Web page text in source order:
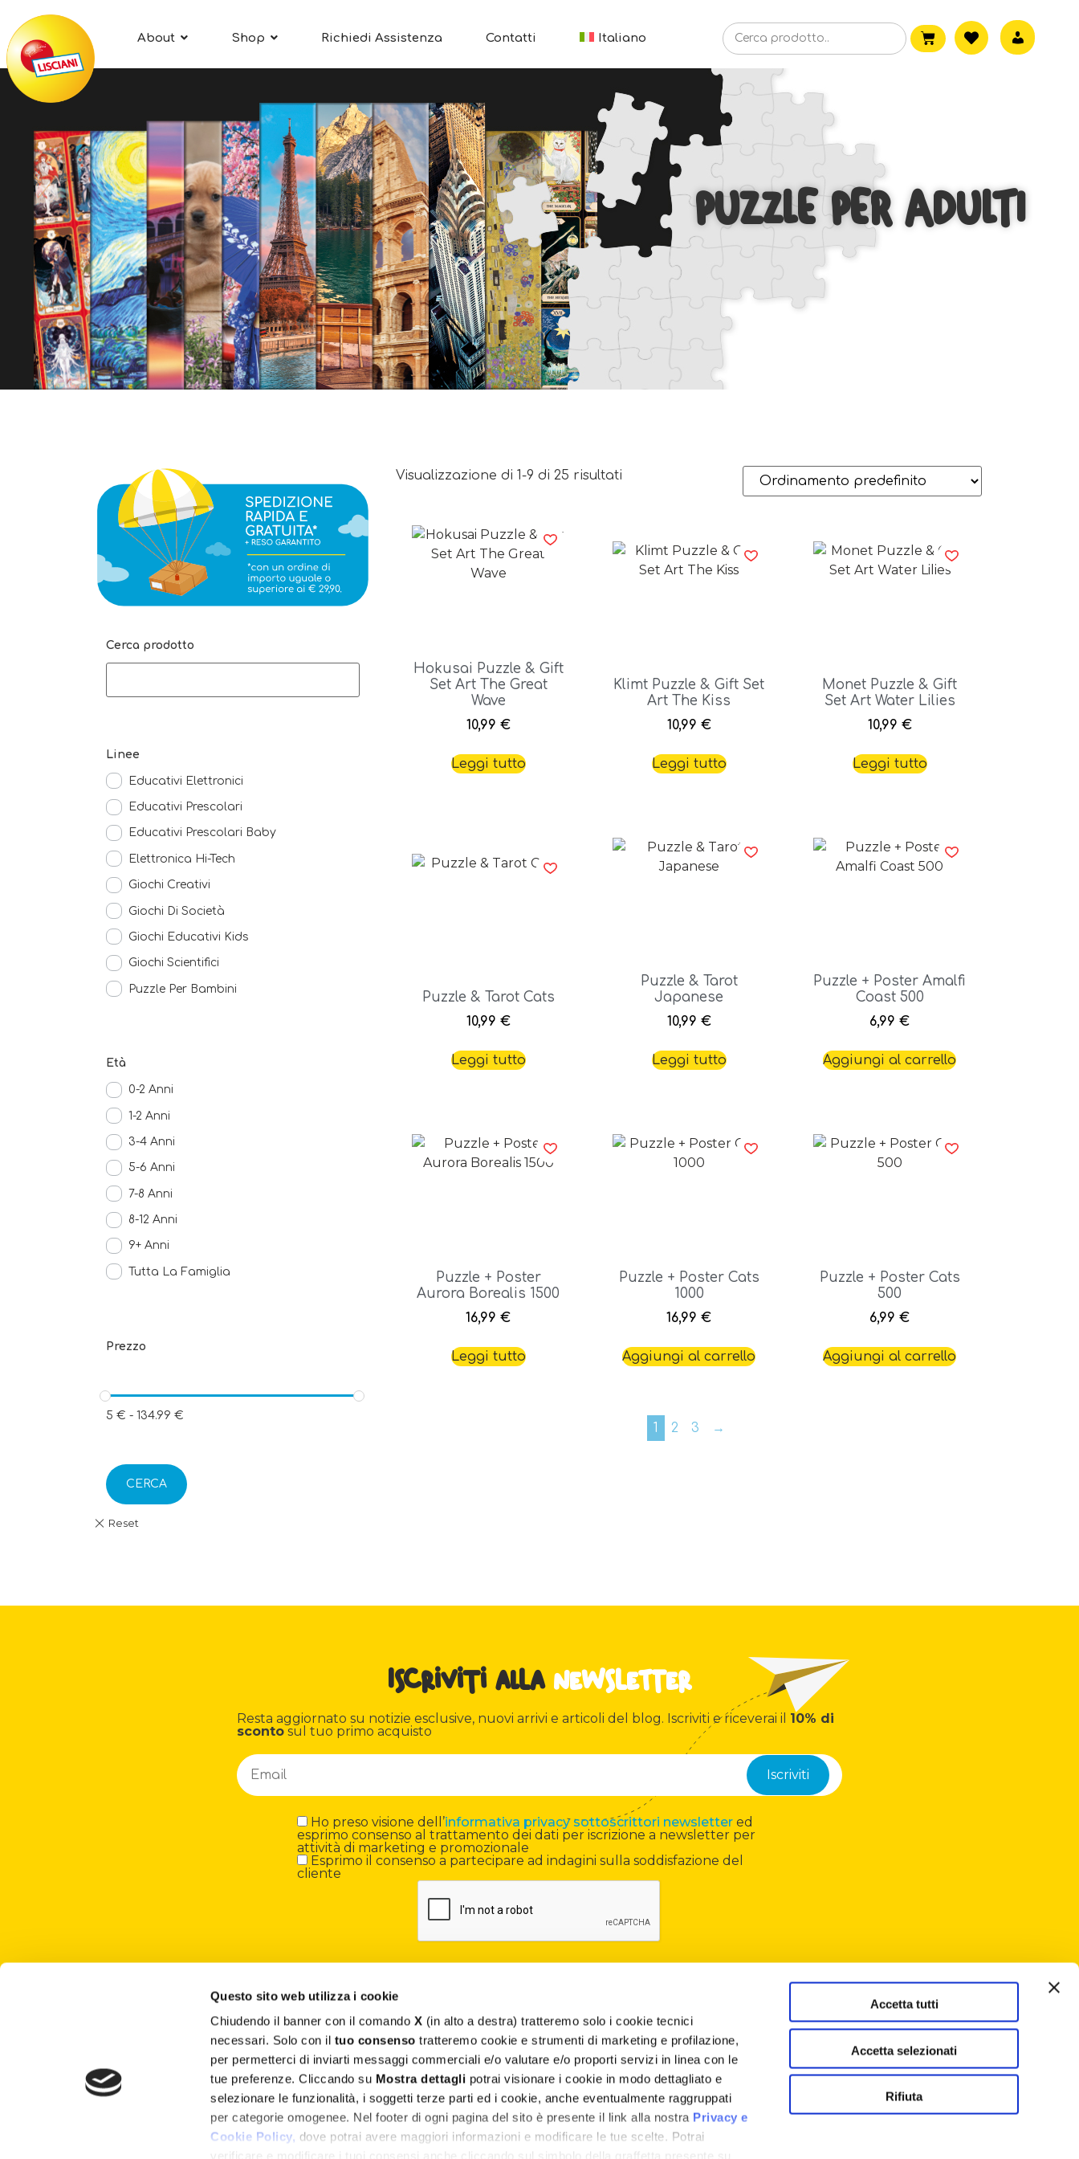
Questo sito web utilizza i cookie
Chiudendo il banner con il comando X (in alto a destra) tratteremo solo i cookie tecnici
necessari. Solo con il tuo consenso tratteremo cookie e strumenti di marketing e profilazione,
per permetterci di inviarti messaggi commerciali e/o valutare e/o proporti servizi in linea con le
tue preferenze. Cliccando su Mostra dettagli potrai visionare i cookie in modo dettagliato e
selezionare le funzionalità, i soggetti terze parti ed i cookie, anche eventualmente raggruppati
per categorie omogenee. Nel footer di ogni pagina del sito è presente il link alla nostra Privacy e
Cookie Policy, dove potrai avere maggiori informazioni e modificare le tue scelte. Potrai
verificare e modificare i tuoi consensi anche cliccando sul simbolo della graffetta presente su
Accetta tutti
Accetta selezionati
Rifiuta
About Shop Richiedi Assistenza Contatti Italiano
PUZZLE PER ADULTI
Cerca prodotto
Linee
Educativi Elettronici
Educativi Prescolari
Educativi Prescolari Baby
Elettronica Hi-Tech
Giochi Creativi
Giochi Di Società
Giochi Educativi Kids
Giochi Scientifici
Puzzle Per Bambini
Età
0-2 Anni
1-2 Anni
3-4 Anni
5-6 Anni
7-8 Anni
8-12 Anni
9+ Anni
Tutta La Famiglia
Prezzo
5 € - 134.99 €
CERCA
Visualizzazione di 1-9 di 25 risultati
Hokusai Puzzle & Gift
Set Art The Great
Wave
10,99 €
Leggi tutto
Klimt Puzzle & Gift Set
Art The Kiss
10,99 €
Leggi tutto
Monet Puzzle & Gift
Set Art Water Lilies
10,99 €
Leggi tutto
Puzzle & Tarot Cats
10,99 €
Leggi tutto
Puzzle & Tarot
Japanese
10,99 €
Leggi tutto
Puzzle + Poster Amalfi
Coast 500
6,99€
Aggiungi al carrello
Puzzle + Poster
Aurora Borealis 1500
16,99€
Leggi tutto
Puzzle + Poster Cats
1000
16,99€
Aggiungi al carrello
Puzzle + Poster Cats
500
6,99€
Aggiungi al carrello
1 2 3 →
Iscriviti alla newsletter
Resta aggiornato su notizie esclusive, nuovi arrivi e articoli del blog. Iscriviti e riceverai il 10% di
sconto sul tuo primo acquisto
Ho preso visione dell’informativa privacy sottoscrittori newsletter ed
esprimo consenso al trattamento dei dati per iscrizione a newsletter per
attività di marketing e promozionale
Esprimo il consenso a partecipare ad indagini sulla soddisfazione del
cliente
Lisciani TV
Contatti
Assistenza
Termini e Condizioni
Privacy e Cookie Policy